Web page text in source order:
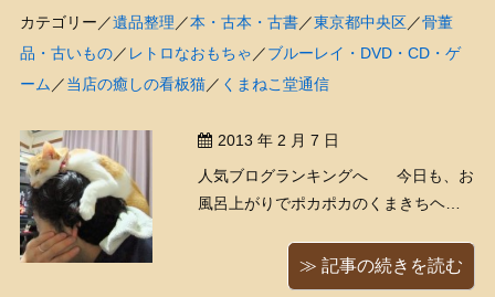
カテゴリー／遺品整理／本・古本・古書／東京都中央区／骨董
品・古いもの／ レトロなおもちゃ／ブルーレイ・DVD・CD・ゲ
ーム／当店の癒しの看板猫／ くまねこ堂通信
2013 年 2 月 7 日
人気ブログランキングへ 今日も、お
風呂上がりでポカポカのくまきちヘッ
らネットサーフィン、乙でございます
なあ 今日は銀座の会社様で出張買取
≫ 記事の続きを読む